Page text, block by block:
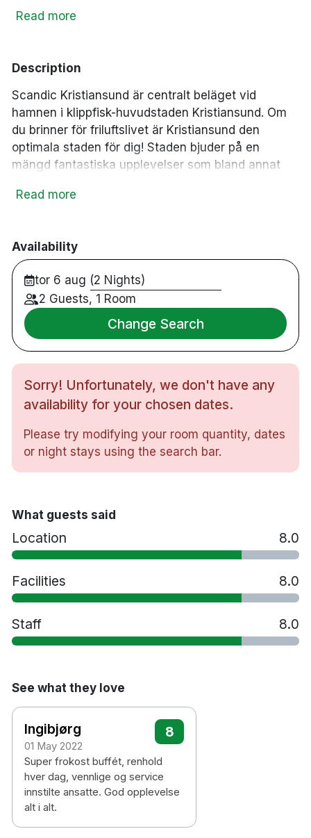
Read more
Description
Scandic Kristiansund är centralt beläget vid
hamnen i klippfisk-huvudstaden Kristiansund. Om
du brinner för friluftslivet är Kristiansund den
optimala staden för dig! Staden bjuder på en
mängd fantastiska upplevelser som bland annat
hotellets rum kan du utöver att känna den fräscha
efter en dag på stan.
102 rum
Dubbelrum
TV
Skrivbord
Hårtork
Gratis toalettartiklar
Gym
Restaurang serverar frukost
Tvättservice
Husdjur tillåts mot en avgift
Handikappsanpassade rum finns tillgängliga
Parkering mot en avgift
Rökfritt
15 minuters promenad till Kristiansund
färjeterminal
Read more
Availability
tor 6 aug (2 Nights)
2 Guests, 1 Room
Change Search
Sorry! Unfortunately, we don't have any
availability for your chosen dates.
Please try modifying your room quantity, dates
or night stays using the search bar.
What guests said
Location 8.0
Facilities 8.0
Staff 8.0
See what they love
Ingibjørg
01 May 2022
8
Super frokost buffét, renhold
hver dag, vennlige og service
innstilte ansatte. God opplevelse
alt i alt.